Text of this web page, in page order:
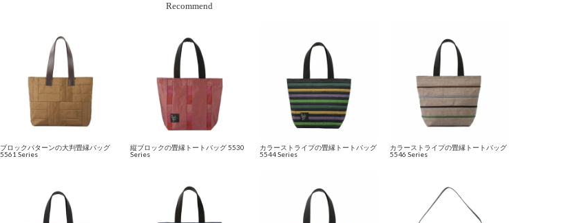
Recommend
ブロックパターンの大判畳縁バッグ
5561 Series
縦ブロックの畳縁トートバッグ 5530
Series
カラーストライプの畳縁トートバッグ
5544 Series
カラーストライプの畳縁トートバッグ
5546 Series